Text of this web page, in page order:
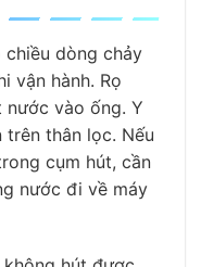
dòng chảy
vận hành. Rọ
nước vào ống. Y
thân lọc. Nếu
cụm hút, cần
nước đi về máy